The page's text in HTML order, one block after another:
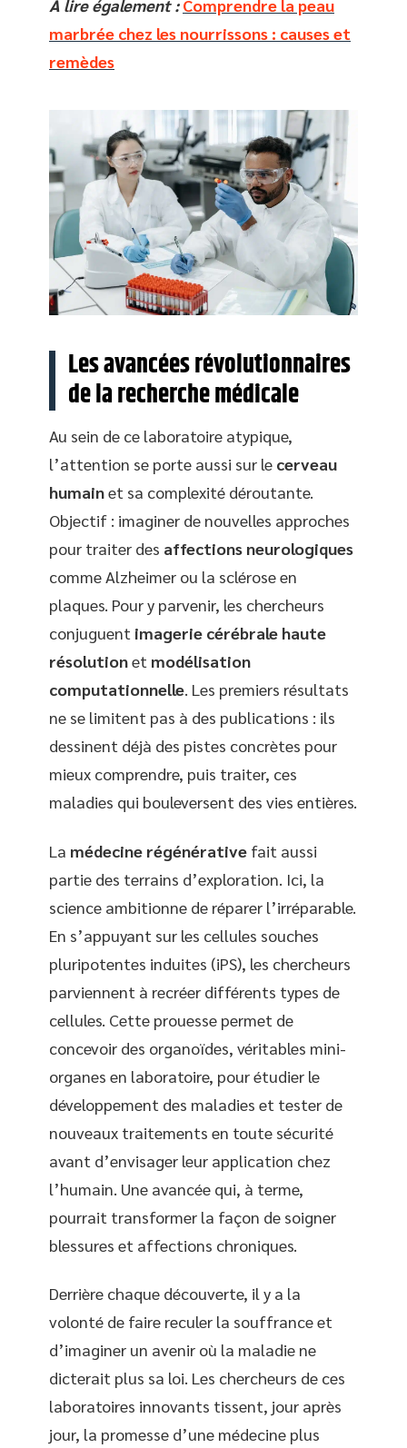
A lire également : Comprendre la peau
marbrée chez les nourrissons : causes et
remèdes
Les avancées révolutionnaires
de la recherche médicale
Au sein de ce laboratoire atypique,
l’attention se porte aussi sur le cerveau
humainet sa complexité déroutante.
Objectif : imaginer de nouvelles approches
pour traiter des affections neurologiques
comme Alzheimer ou la sclérose en
plaques. Pour y parvenir, les chercheurs
conjuguent imagerie cérébrale haute
résolutionet modélisation
computationnelle. Les premiers résultats
ne se limitent pas à des publications : ils
dessinent déjà des pistes concrètes pour
mieux comprendre, puis traiter, ces
maladies qui bouleversent des vies entières.
La médecine régénérative fait aussi
partie des terrains d’exploration. Ici, la
science ambitionne de réparer l’irréparable.
En s’appuyant sur les cellules souches
pluripotentes induites (iPS), les chercheurs
parviennent à recréer différents types de
cellules. Cette prouesse permet de
concevoir des organoïdes, véritables mini-
organes en laboratoire, pour étudier le
développement des maladies et tester de
nouveaux traitements en toute sécurité
avant d’envisager leur application chez
l’humain. Une avancée qui, à terme,
pourrait transformer la façon de soigner
blessures et affections chroniques.
Derrière chaque découverte, il y a la
volonté de faire reculer la souffrance et
d’imaginer un avenir où la maladie ne
dicterait plus sa loi. Les chercheurs de ces
laboratoires innovants tissent, jour après
jour, la promesse d’une médecine plus